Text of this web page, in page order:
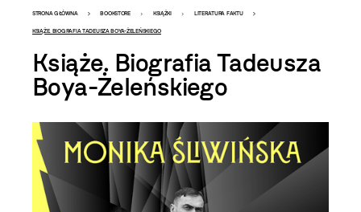
Bookstore
-
szablon
szczegóły
STRONA GŁÓWNA BOOKSTORE KSIĄŻKI LITERATURA FAKTU
KSIĄŻE. BIOGRAFIA TADEUSZA BOYA-ŻELEŃSKIEGO
Książe. Biografia Tadeusza
Boya-Żeleńskiego